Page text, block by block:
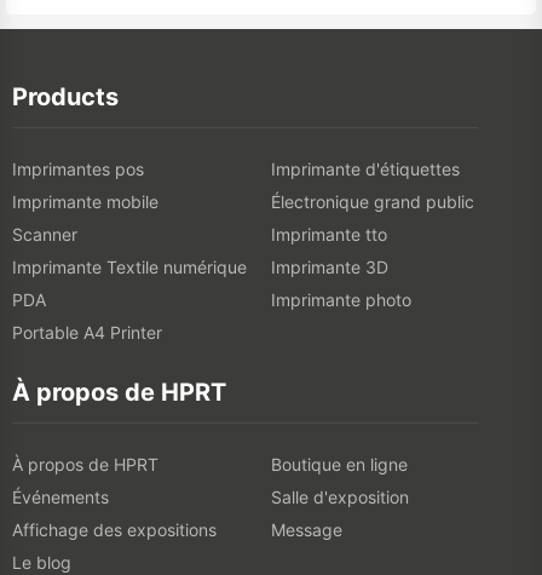
Products
Imprimantes pos
Imprimante d'étiquettes
Imprimante mobile
Électronique grand public
Scanner
Imprimante tto
Imprimante Textile numérique
Imprimante 3D
PDA
Imprimante photo
Portable A4 Printer
À propos de HPRT
À propos de HPRT
Boutique en ligne
Événements
Salle d'exposition
Affichage des expositions
Message
Le blog